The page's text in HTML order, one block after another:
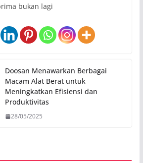
bukan lagi
Doosan Menawarkan Berbagai
Macam Alat Berat untuk
Meningkatkan Efisiensi dan
Produktivitas
28/05/2025